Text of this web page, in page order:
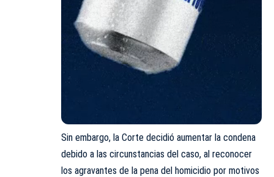
Sin embargo, la Corte decidió aumentar la condena
debido a las circunstancias del caso, al reconocer
los agravantes de la pena del homicidio por motivos